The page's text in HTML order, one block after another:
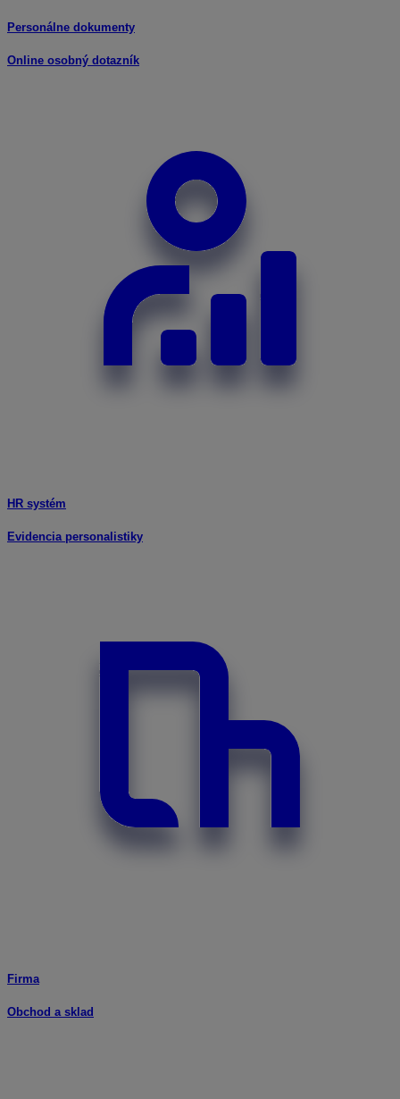
Personálne dokumenty
Online osobný dotazník
HR systém
Evidencia personalistiky
Firma
Obchod a sklad